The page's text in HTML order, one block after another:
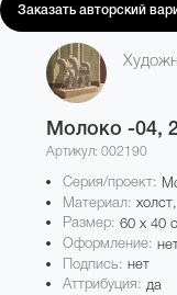
Заказать авторский
Молоко -04,
Артикул: 002190
Серия/проект:
Материал:
Размер: 60 x 40
Оформление:
Подпись:нет
Аттрибуция: да